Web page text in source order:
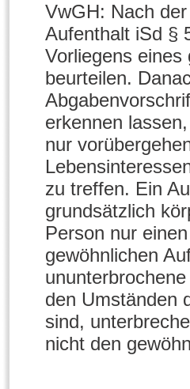
VwGH: Nach
Aufenthalt iSd §
Vorliegens
beurteilen.
erkennen
nur
zu treffen. Ein
grundsätzlich
Person nur
gewöhnlichen
den Umständen
sind,
nicht den